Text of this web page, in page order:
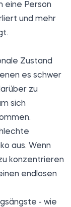
eine Person
und mehr
Zustand
es schwer
zu
sich
aus. Wenn
konzentrieren
endlosen
- wie